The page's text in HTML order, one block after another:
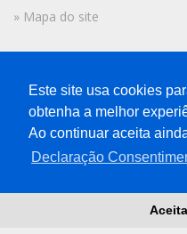
» Mapa do site
© 2019 A Voz do Algarve.
Todos os direitos reservados.
Este site usa cookies
obtenha a melhor
Ao continuar aceita
Declaração